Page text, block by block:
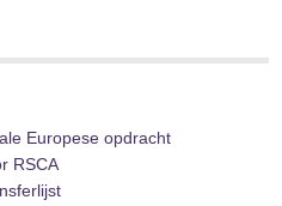
Europese opdracht
RSCA